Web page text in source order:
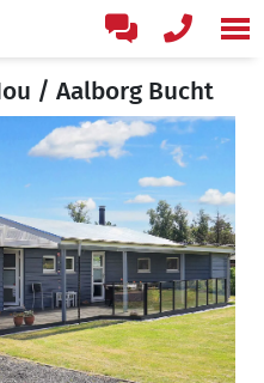
/ Aalborg Bucht